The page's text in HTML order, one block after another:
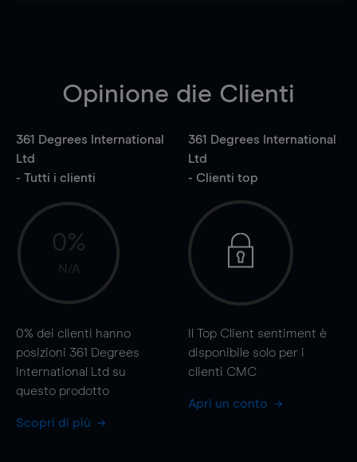
Opinione die Clienti
361 Degrees International
Ltd
- Tutti i clienti
0%
N/A
0% dei clienti hanno
posizioni 361 Degrees
International Ltd su
questo prodotto
Scopri di più
361 Degrees International
Ltd
- Clienti top
Il Top Client sentiment è
disponibile solo per i
clienti CMC
Apri un conto